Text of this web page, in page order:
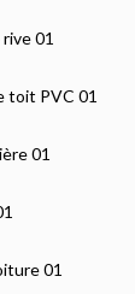
01
toit PVC 01
01
01